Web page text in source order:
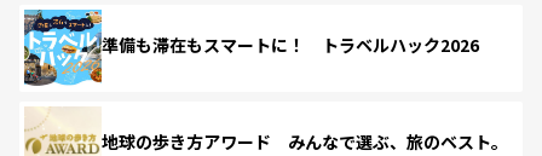
準備も滞在もスマートに！ トラベルハック2026
地球の歩き方アワード みんなで選ぶ、旅のベスト。